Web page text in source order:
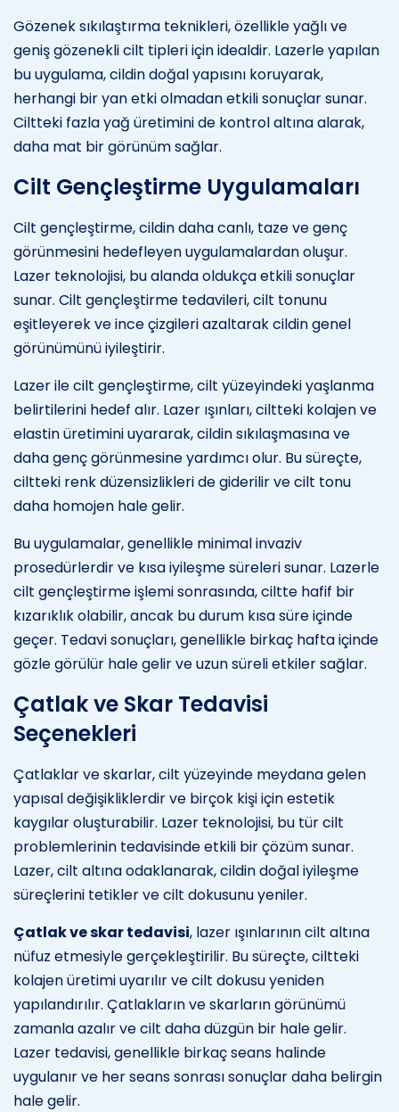
Gözenek sıkılaştırma teknikleri, özellikle yağlı ve
geniş gözenekli cilt tipleri için idealdir. Lazerle yapılan
bu uygulama, cildin doğal yapısını koruyarak,
herhangi bir yan etki olmadan etkili sonuçlar sunar.
Ciltteki fazla yağ üretimini de kontrol altına alarak,
daha mat bir görünüm sağlar.
Cilt Gençleştirme Uygulamaları
Cilt gençleştirme, cildin daha canlı, taze ve genç
görünmesini hedefleyen uygulamalardan oluşur.
Lazer teknolojisi, bu alanda oldukça etkili sonuçlar
sunar. Cilt gençleştirme tedavileri, cilt tonunu
eşitleyerek ve ince çizgileri azaltarak cildin genel
görünümünü iyileştirir.
Lazer ile cilt gençleştirme, cilt yüzeyindeki yaşlanma
belirtilerini hedef alır. Lazer ışınları, ciltteki kolajen ve
elastin üretimini uyararak, cildin sıkılaşmasına ve
daha genç görünmesine yardımcı olur. Bu süreçte,
ciltteki renk düzensizlikleri de giderilir ve cilt tonu
daha homojen hale gelir.
Bu uygulamalar, genellikle minimal invaziv
prosedürlerdir ve kısa iyileşme süreleri sunar. Lazerle
cilt gençleştirme işlemi sonrasında, ciltte hafif bir
kızarıklık olabilir, ancak bu durum kısa süre içinde
geçer. Tedavi sonuçları, genellikle birkaç hafta içinde
gözle görülür hale gelir ve uzun süreli etkiler sağlar.
Çatlak ve Skar Tedavisi
Seçenekleri
Çatlaklar ve skarlar, cilt yüzeyinde meydana gelen
yapısal değişikliklerdir ve birçok kişi için estetik
kaygılar oluşturabilir. Lazer teknolojisi, bu tür cilt
problemlerinin tedavisinde etkili bir çözüm sunar.
Lazer, cilt altına odaklanarak, cildin doğal iyileşme
süreçlerini tetikler ve cilt dokusunu yeniler.
Çatlak ve skar tedavisi, lazer ışınlarının cilt altına
nüfuz etmesiyle gerçekleştirilir. Bu süreçte, ciltteki
kolajen üretimi uyarılır ve cilt dokusu yeniden
yapılandırılır. Çatlakların ve skarların görünümü
zamanla azalır ve cilt daha düzgün bir hale gelir.
Lazer tedavisi, genellikle birkaç seans halinde
uygulanır ve her seans sonrası sonuçlar daha belirgin
hale gelir.